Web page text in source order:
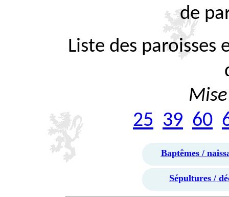
de
Liste des paroisses
25 39 60
Baptêmes /
Sépultures /